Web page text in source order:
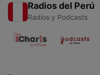
Radios del Perú
Radios y Podcasts